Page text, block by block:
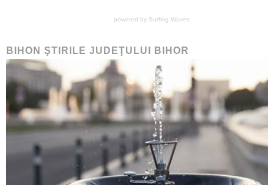
powered by Surfing Waves
BIHON ŞTIRILE JUDEŢULUI BIHOR